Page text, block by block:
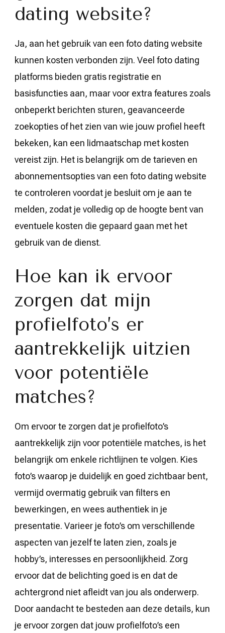
dating website?
Ja, aan het gebruik van een foto dating website
kunnen kosten verbonden zijn. Veel foto dating
platforms bieden gratis registratie en
basisfuncties aan, maar voor extra features zoals
onbeperkt berichten sturen, geavanceerde
zoekopties of het zien van wie jouw profiel heeft
bekeken, kan een lidmaatschap met kosten
vereist zijn. Het is belangrijk om de tarieven en
abonnementsopties van een foto dating website
te controleren voordat je besluit om je aan te
melden, zodat je volledig op de hoogte bent van
eventuele kosten die gepaard gaan met het
gebruik van de dienst.
Hoe kan ik ervoor
zorgen dat mijn
profielfoto’s er
aantrekkelijk uitzien
voor potentiële
matches?
Om ervoor te zorgen dat je profielfoto’s
aantrekkelijk zijn voor potentiële matches, is het
belangrijk om enkele richtlijnen te volgen. Kies
foto’s waarop je duidelijk en goed zichtbaar bent,
vermijd overmatig gebruik van filters en
bewerkingen, en wees authentiek in je
presentatie. Varieer je foto’s om verschillende
aspecten van jezelf te laten zien, zoals je
hobby’s, interesses en persoonlijkheid. Zorg
ervoor dat de belichting goed is en dat de
achtergrond niet afleidt van jou als onderwerp.
Door aandacht te besteden aan deze details, kun
je ervoor zorgen dat jouw profielfoto’s een